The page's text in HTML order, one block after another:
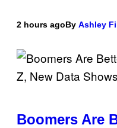
2 hours agoBy Ashley
Boomers Are